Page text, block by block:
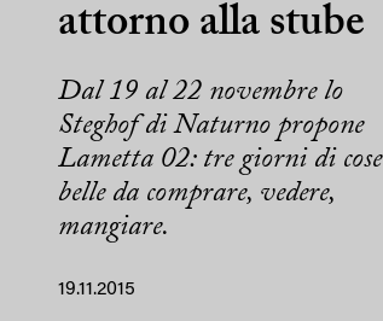
attorno alla stube
Dal 19 al 22 novembre lo
Steghof di Naturno propone
Lametta 02: tre giorni di cose
belle da comprare, vedere,
mangiare.
19.11.2015